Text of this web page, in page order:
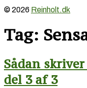
© 2026 Reinholt.dk
Tag:
Sådan
del 3 af 3